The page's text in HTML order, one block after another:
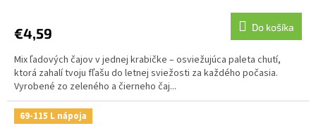
€4,59 Do košíka
Mix ľadových čajov v jednej krabičke – osviežujúca paleta chutí,
ktorá zahalí tvoju fľašu do letnej sviežosti za každého počasia.
Vyrobené zo zeleného a čierneho čaj...
69-115 L nápoja